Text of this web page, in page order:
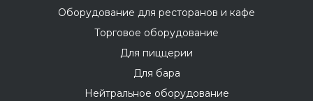
Оборудование для ресторанов и кафе
Торговое оборудование
Для пиццерии
Для бара
Нейтральное оборудование